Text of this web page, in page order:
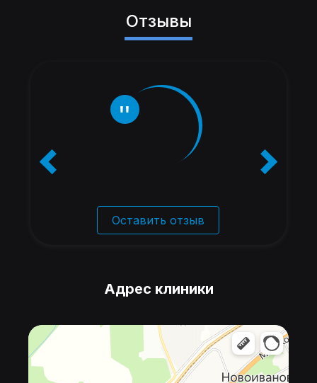
Отзывы
Оставить отзыв
Адрес клиники